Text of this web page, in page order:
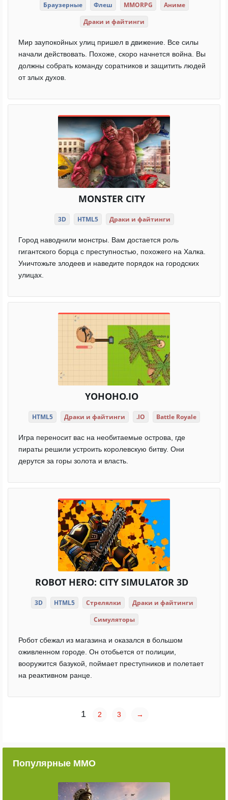
Браузерные Флеш MMORPG
Аниме
Драки и файтинги
Мир заупокойных улиц пришел в движение. Все силы
начали действовать. Похоже, скоро начнется война. Вы
должны собрать команду соратников и защитить людей
от злых духов.
MONSTER CITY
3D HTML5 Драки и файтинги
Город наводнили монстры. Вам достается роль
гигантского борца с преступностью, похожего на Халка.
Уничтожьте злодеев и наведите порядок на городских
улицах.
YOHOHO.IO
HTML5 Драки и файтинги .IO Battle Royale
Игра переносит вас на необитаемые острова, где
пираты решили устроить королевскую битву. Они
дерутся за горы золота и власть.
ROBOT HERO: CITY SIMULATOR 3D
3D HTML5 Стрелялки
Драки и файтинги
Симуляторы
Робот сбежал из магазина и оказался в большом
оживленном городе. Он отобьется от полиции,
вооружится базукой, поймает преступников и полетает
на реактивном ранце.
1 2 3 →
Популярные ММО